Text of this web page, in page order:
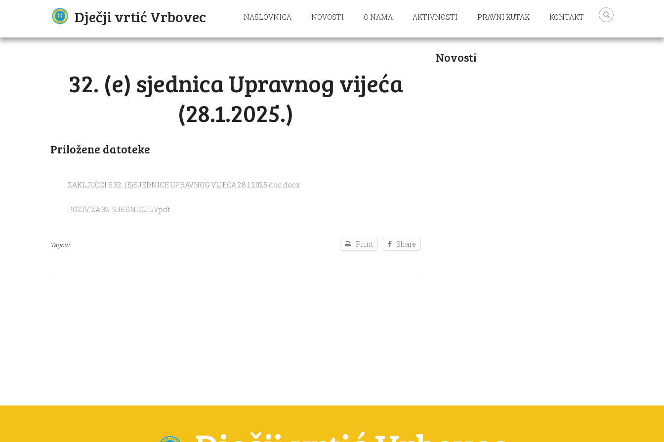
Dječji vrtić Vrbovec NASLOVNICA NOVOSTI O NAMA AKTIVNOSTI PRAVNI KUTAK KONTAKT
32. (e) sjednica Upravnog vijeća
(28.1.2025.)
Priložene datoteke
ZAKLJUČCI S 32. (E)SJEDNICE UPRAVNOG VIJEĆA 28.1.2025.doc.docx
POZIV ZA 32. SJEDNICU UV.pdf
Print Share
Tagovi:
Novosti